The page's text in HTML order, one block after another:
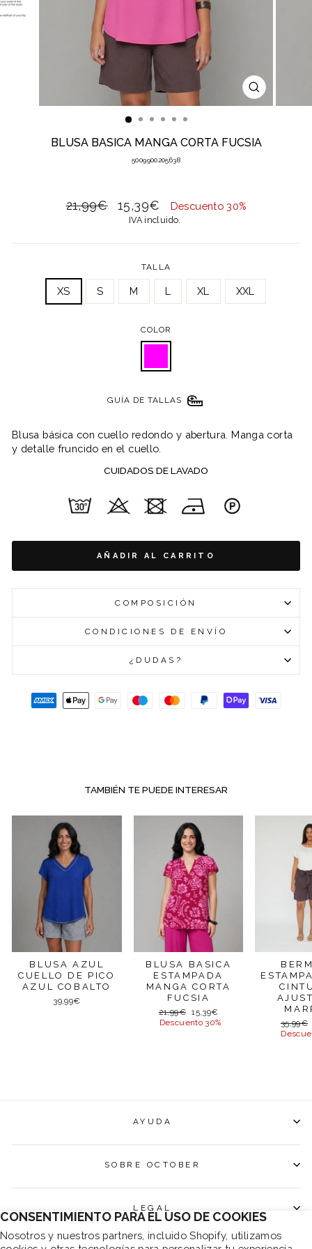
CONSENTIMIENTO PARA EL USO DE COOKIES
Nosotros y nuestros partners, incluido Shopify, utilizamos
CERRAR
(ESC)
BLUSA BASICA MANGA CORTA FUCSIA
5009900205638
Precio
habitual
21,99€
Precio
de
15,39€ Descuento 30%
IVA incluido.
TALLA
XS S M L XL XXL
COLOR
GUÍA DE TALLAS
Blusa básica con cuello redondo y abertura. Manga corta
y detalle fruncido en el cuello.
CUIDADOS DE LAVADO
AÑADIR AL CARRITO
COMPOSICIÓN
CONDICIONES DE ENVÍO
¿DUDAS?
TAMBIÉN TE PUEDE INTERESAR
BLUSA AZUL
CUELLO DE PICO
AZUL COBALTO
39,99€
BLUSA BASICA
ESTAMPADA
MANGA CORTA
FUCSIA
Precio
habitual
21,99€ Precio
de
15,39€
Descuento 30%
Precio
habitual
35,99€
AYUDA
SOBRE OCTOBER
LEGAL